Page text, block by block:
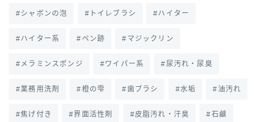
シャボンの泡 トイレブラシ ハイター
ハイター系 ペン跡 マジックリン
メラミンスポンジ ワイパー系 尿汚れ・尿臭
業務用洗剤 橙の雫 歯ブラシ 水垢 油汚れ
焦げ付き 界面活性剤 皮脂汚れ・汗臭 石鹸